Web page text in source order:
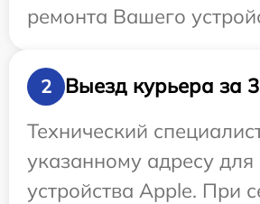
ремонта Вашего
2
Выезд курьера за
Технический
указанному адресу для
устройства Apple. При